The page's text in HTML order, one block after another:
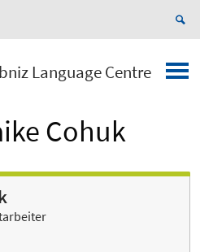
Language Centre
Cohuk